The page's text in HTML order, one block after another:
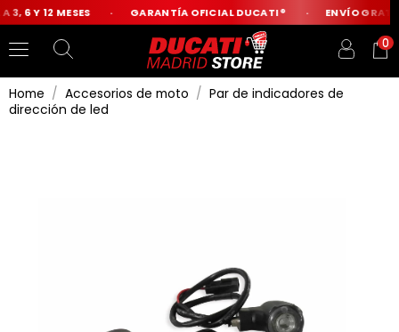
6 Y 12 MESES GARANTÍA OFICIAL DUCATI® ENVÍO
0
Home Accesorios de moto
Par de indicadores de
dirección de led